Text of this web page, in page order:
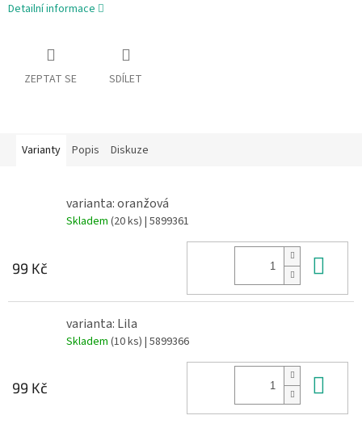
Detailní informace
ZEPTAT SE SDÍLET
Varianty Popis Diskuze
varianta: oranžová
Skladem (20 ks) | 5899361
99 Kč
varianta: Lila
Skladem (10 ks) | 5899366
99 Kč